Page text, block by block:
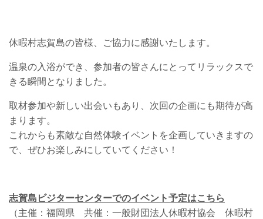
休暇村志賀島の皆様、ご協力に感謝いたします。
温泉の入浴ができ、参加者の皆さんにとってリラックスで
きる瞬間となりました。
取材参加や新しい出会いもあり、次回の企画にも期待が高
まります。
これからも素敵な自然体験イベントを企画していきますの
で、ぜひお楽しみにしていてください！
志賀島ビジターセンターでのイベント予定はこちら
（主催：福岡県 共催：一般財団法人休暇村協会 休暇村